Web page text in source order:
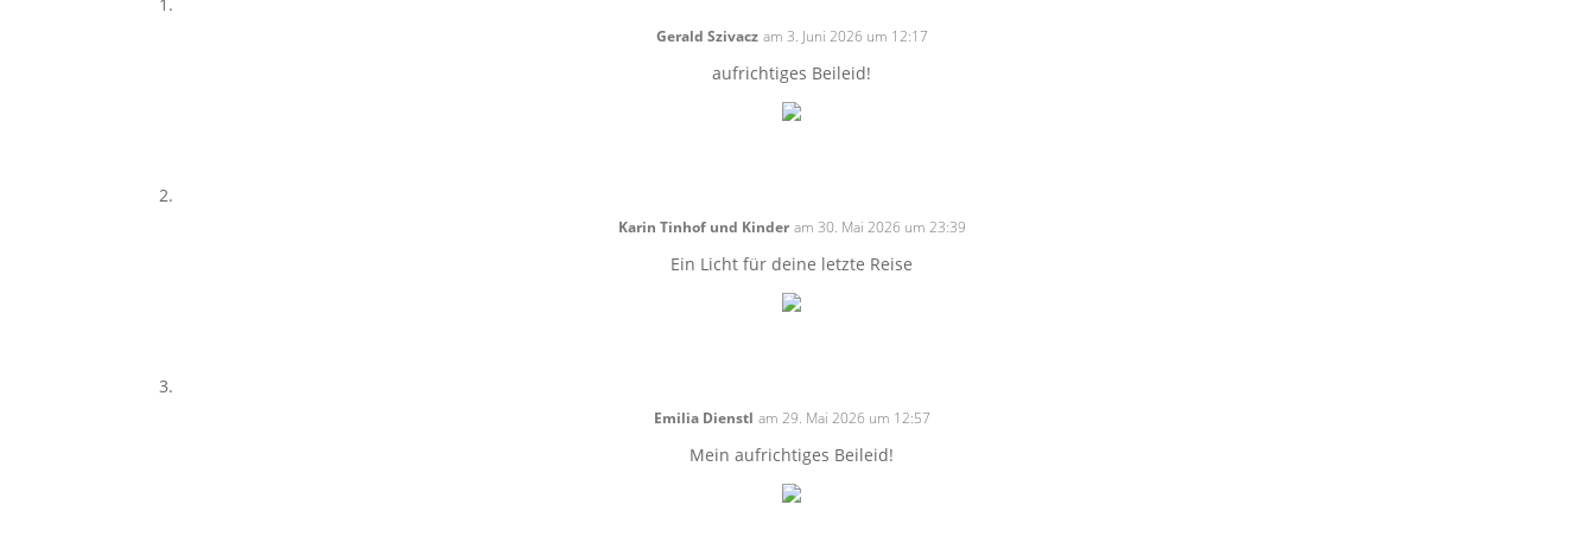
Gerald Szivacz am 3. Juni 2026 um 12:17
aufrichtiges Beileid!
Karin Tinhof und Kinder am 30. Mai 2026 um 23:39
Ein Licht für deine letzte Reise
Emilia Dienstl am 29. Mai 2026 um 12:57
Mein aufrichtiges Beileid!